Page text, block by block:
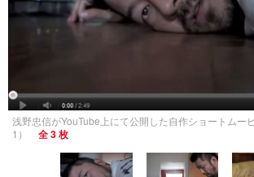
浅野忠信がYouTube上にて公開した自作ショートムー
1）
全 3 枚